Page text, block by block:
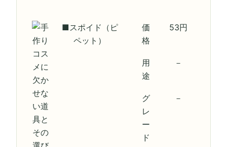
■スポイド（ピ
ペット）
価
格
53円
用
途
－
グ
レ
ー
ド
－